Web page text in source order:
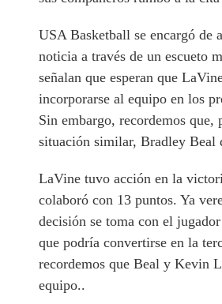
USA Basketball se encargó de
noticia a través de un escueto
señalan que esperan que
incorporarse al equipo en los
Sin embargo, recordemos que,
situación similar, Bradley Beal
LaVine tuvo acción en la
colaboró con 13 puntos. Ya
decisión se toma con el
que podría convertirse en la
recordemos que Beal y Kevin
equipo..